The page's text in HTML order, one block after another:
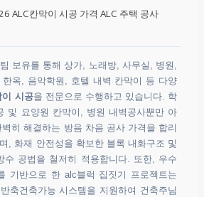
ALC칸막이 시공 가격 ALC 주택 공사
보유를 통해 상가, 노래방, 사무실, 병원,
옥, 음악학원, 호텔 내벽 칸막이 등 다양
이 시공을 전문으로 수행하고 있습니다. 학
및 요양원 칸막이, 병원 내벽공사뿐만 아
히 해결하는 방음 차음 공사 가격을 합리
, 화재 안전성을 확보한 블록 내화구조 및
수 공법을 철저히 적용합니다. 또한, 우수
기반으로 한 alc블럭 집짓기 프로젝트는
축건축가능 시스템을 지원하여 건축주님